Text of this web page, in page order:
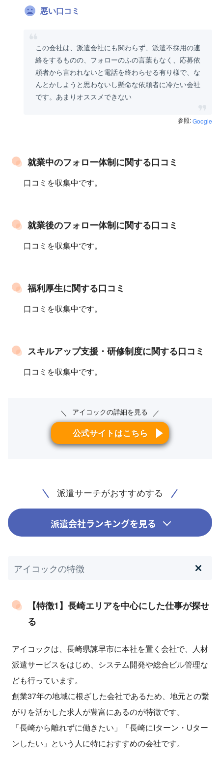
悪い口コミ
この会社は、派遣会社にも関わらず、派遣不採用の連
絡をするものの、フォローのふの言葉もなく、応募依
頼者から言われないと電話を終わらせる有り様で、な
んとかしようと思わないし懸命な依頼者に冷たい会社
です。あまりオススメできない
参照:Google
就業中のフォロー体制に関する口コミ
口コミを収集中です。
就業後のフォロー体制に関する口コミ
口コミを収集中です。
福利厚生に関する口コミ
口コミを収集中です。
スキルアップ支援・研修制度に関する口コミ
口コミを収集中です。
＼ アイコックの詳細を見る ／
公式サイトはこちら
派遣サーチがおすすめする
派遣会社ランキングを見る
アイコックの特徴
【特徴1】長崎エリアを中心にした仕事が探せ
る
アイコックは、長崎県諫早市に本社を置く会社で、人材
派遣サービスをはじめ、システム開発や総合ビル管理な
ども行っています。
創業37年の地域に根ざした会社であるため、地元との繋
がりを活かした求人が豊富にあるのが特徴です。
「長崎から離れずに働きたい」「長崎にIターン・Uター
ンしたい」という人に特におすすめの会社です。